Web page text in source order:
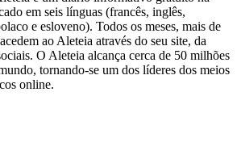
em seis línguas (francês, inglês,
e esloveno). Todos os meses, mais de
ao Aleteia através do seu site, da
O Aleteia alcança cerca de 50 milhões
tornando-se um dos líderes dos meios
online.